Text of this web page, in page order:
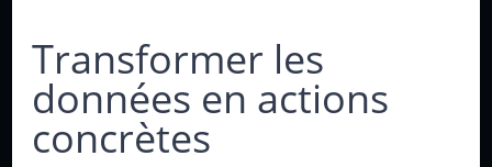
Transformer les
données en actions
concrètes